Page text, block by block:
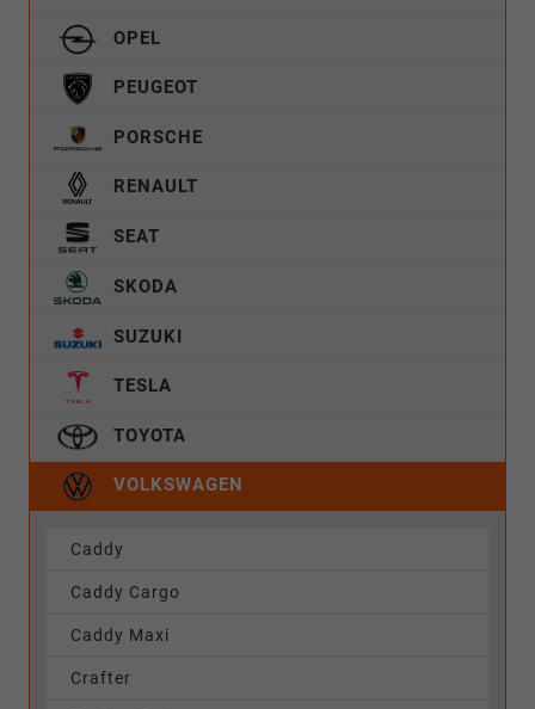
OPEL
PEUGEOT
PORSCHE
RENAULT
SEAT
SKODA
SUZUKI
TESLA
TOYOTA
VOLKSWAGEN
Caddy
Caddy Cargo
Caddy Maxi
Crafter